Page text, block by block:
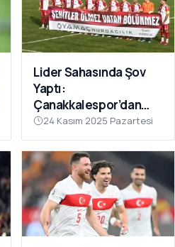
Lider Sahasında Şov
Yaptı:
Çanakkalespor’dan
Farklı Galibiyet
24 Kasım 2025 Pazartesi